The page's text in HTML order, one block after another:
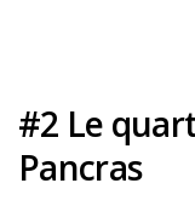
#2 Le
Pancras